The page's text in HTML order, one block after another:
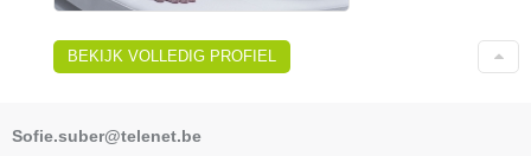
BEKIJK VOLLEDIG PROFIEL
Sofie.suber@telenet.be